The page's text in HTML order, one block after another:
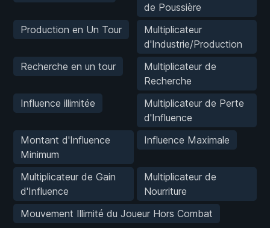
de Poussière
Production en Un Tour
Multiplicateur
d'Industrie/Production
Recherche en un tour
Multiplicateur de
Recherche
Influence illimitée
Multiplicateur de Perte
d'Influence
Montant d'Influence
Minimum
Influence Maximale
Multiplicateur de Gain
d'Influence
Multiplicateur de
Nourriture
Mouvement Illimité du Joueur Hors Combat